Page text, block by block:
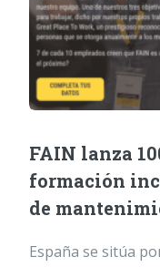
FAIN lanza
formación
de
España se sitúa